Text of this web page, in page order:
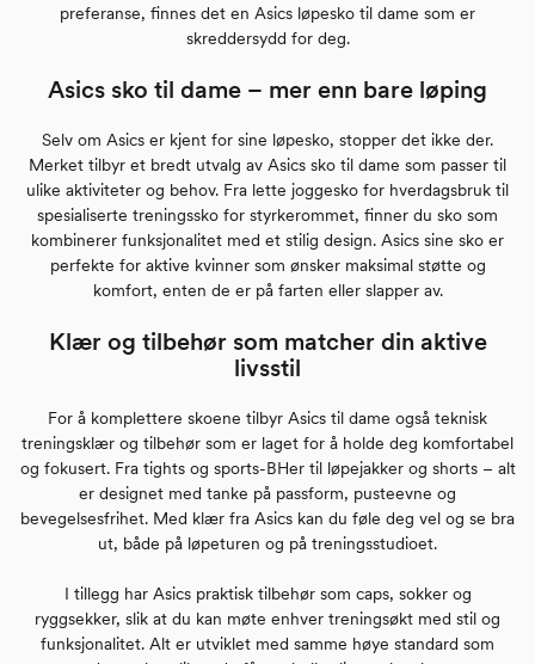
preferanse, finnes det en Asics løpesko til dame som er
skreddersydd for deg.
Asics sko til dame – mer enn bare løping
Selv om Asics er kjent for sine løpesko, stopper det ikke der.
Merket tilbyr et bredt utvalg av Asics sko til dame som passer til
ulike aktiviteter og behov. Fra lette joggesko for hverdagsbruk til
spesialiserte treningssko for styrkerommet, finner du sko som
kombinerer funksjonalitet med et stilig design. Asics sine sko er
perfekte for aktive kvinner som ønsker maksimal støtte og
komfort, enten de er på farten eller slapper av.
Klær og tilbehør som matcher din aktive
livsstil
For å komplettere skoene tilbyr Asics til dame også teknisk
treningsklær og tilbehør som er laget for å holde deg komfortabel
og fokusert. Fra tights og sports-BHer til løpejakker og shorts – alt
er designet med tanke på passform, pusteevne og
bevegelsesfrihet. Med klær fra Asics kan du føle deg vel og se bra
ut, både på løpeturen og på treningsstudioet.
I tillegg har Asics praktisk tilbehør som caps, sokker og
ryggsekker, slik at du kan møte enhver treningsøkt med stil og
funksjonalitet. Alt er utviklet med samme høye standard som